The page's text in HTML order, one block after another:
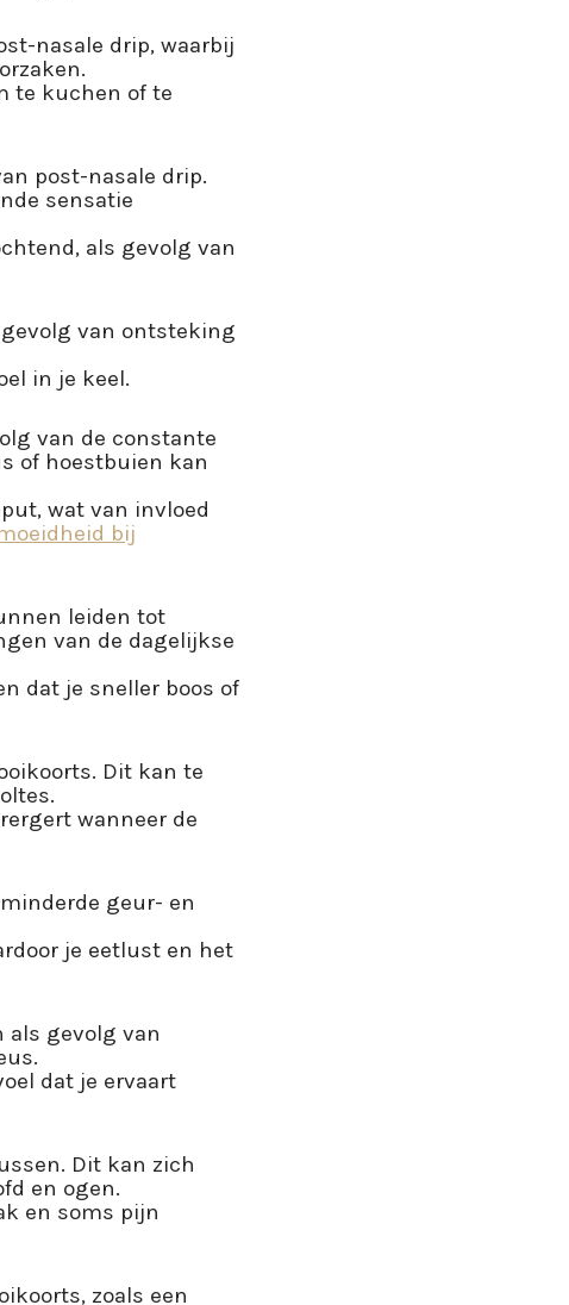
nasale drip, waarbij
te kuchen of te
post-nasale drip.
sensatie
als gevolg van
van ontsteking
in je keel.
van de constante
of hoestbuien kan
wat van invloed
bij
leiden tot
van de dagelijkse
dat je sneller boos of
Dit kan te
wanneer de
geur- en
je eetlust en het
als gevolg van
dat je ervaart
Dit kan zich
en ogen.
en soms pijn
zoals een